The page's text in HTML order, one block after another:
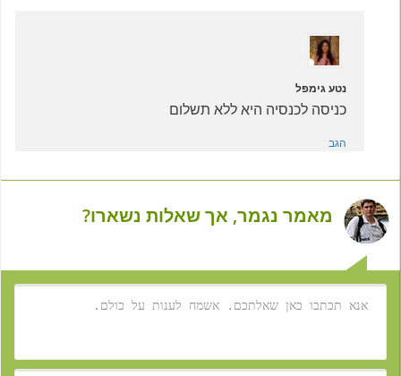
נטע גימפל
כניסה לכנסיה היא ללא תשלום
הגב
מאמר נגמר, אך שאלות נשארו?